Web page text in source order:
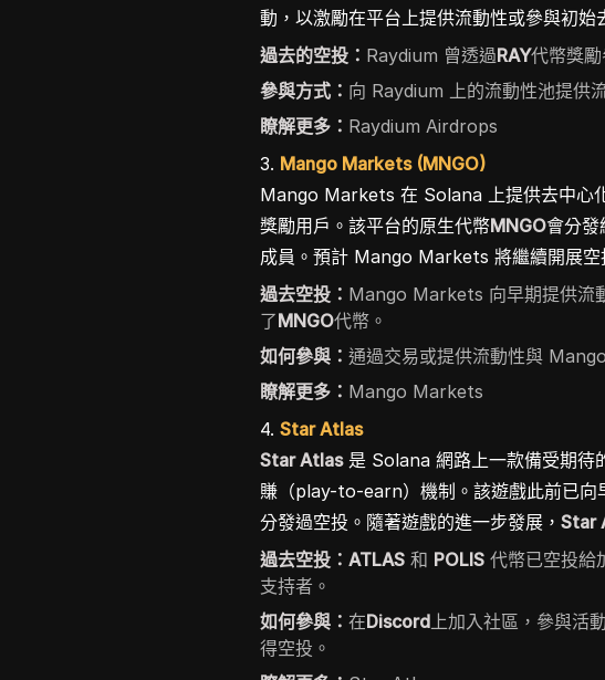
動，以激勵在平台上提供流動性或參與初
過去的空投： Raydium 曾透過RAY代幣獎
參與方式： 向 Raydium 上的流動性池提供
瞭解更多： Raydium Airdrops
3. Mango Markets (MNGO)
Mango Markets 在 Solana 上提供去中心
獎勵用戶。該平台的原生代幣MNGO會分發
成員。預計 Mango Markets 將繼續開展空
過去空投： Mango Markets 向早期提供流
了MNGO代幣。
如何參與：通過交易或提供流動性與
瞭解更多： Mango Markets
4.Star Atlas
Star Atlas是 Solana 網路上一款備受期待
賺（play-to-earn）機制。該遊戲此前已向
分發過空投。隨著遊戲的進一步發展，Star
過去空投：ATLAS 和 POLIS 代幣已空投給
支持者。
如何參與：在Discord上加入社區，參與活
得空投。